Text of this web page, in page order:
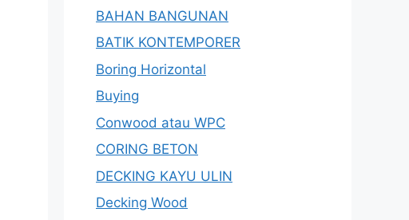
BAHAN BANGUNAN
BATIK KONTEMPORER
Boring Horizontal
Buying
Conwood atau WPC
CORING BETON
DECKING KAYU ULIN
Decking Wood